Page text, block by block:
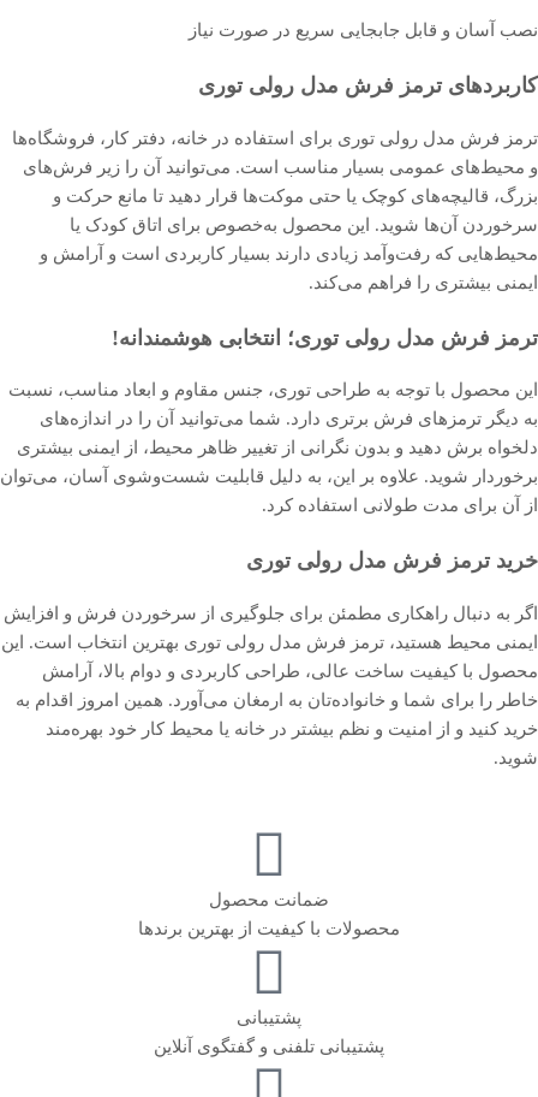
نصب آسان و قابل جابجایی سریع در صورت نیاز
کاربردهای ترمز فرش مدل رولی توری
ترمز فرش مدل رولی توری برای استفاده در خانه، دفتر کار، فروشگاه‌ها
و محیط‌های عمومی بسیار مناسب است. می‌توانید آن را زیر فرش‌های
بزرگ، قالیچه‌های کوچک یا حتی موکت‌ها قرار دهید تا مانع حرکت و
سرخوردن آن‌ها شوید. این محصول به‌خصوص برای اتاق کودک یا
محیط‌هایی که رفت‌وآمد زیادی دارند بسیار کاربردی است و آرامش و
ایمنی بیشتری را فراهم می‌کند.
ترمز فرش مدل رولی توری؛ انتخابی هوشمندانه!
این محصول با توجه به طراحی توری، جنس مقاوم و ابعاد مناسب، نسبت
به دیگر ترمزهای فرش برتری دارد. شما می‌توانید آن را در اندازه‌های
دلخواه برش دهید و بدون نگرانی از تغییر ظاهر محیط، از ایمنی بیشتری
برخوردار شوید. علاوه بر این، به دلیل قابلیت شست‌وشوی آسان، می‌توان
از آن برای مدت طولانی استفاده کرد.
خرید ترمز فرش مدل رولی توری
اگر به دنبال راهکاری مطمئن برای جلوگیری از سرخوردن فرش و افزایش
ایمنی محیط هستید، ترمز فرش مدل رولی توری بهترین انتخاب است. این
محصول با کیفیت ساخت عالی، طراحی کاربردی و دوام بالا، آرامش
خاطر را برای شما و خانواده‌تان به ارمغان می‌آورد. همین امروز اقدام به
خرید کنید و از امنیت و نظم بیشتر در خانه یا محیط کار خود بهره‌مند
شوید.
ضمانت محصول
محصولات با کیفیت از بهترین برندها
پشتیبانی
پشتیبانی تلفنی و گفتگوی آنلاین